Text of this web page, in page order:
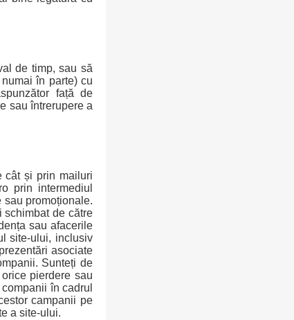
de timp, sau să
în parte) cu
față de
sau întrerupere a
cât și prin mailuri
prin intermediul
sau promoționale.
schimbat de către
sau afacerile
site-ului, inclusiv
asociate
Sunteți de
pierdere sau
în cadrul
campanii pe
a site-ului.